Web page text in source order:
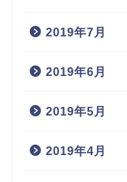
2019年7月
2019年6月
2019年5月
2019年4月